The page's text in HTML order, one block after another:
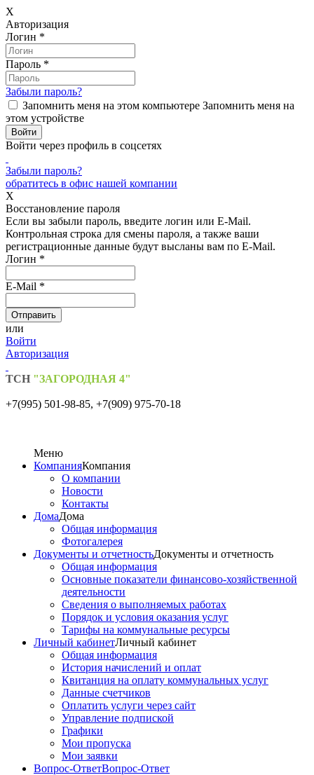
X
Авторизация
Логин *
Пароль *
Забыли пароль?
Запомнить меня на этом компьютере Запомнить меня на
этом устройстве
Войти через профиль в соцсетях
Забыли пароль?
обратитесь в офис нашей компании
X
Восстановление пароля
Если вы забыли пароль, введите логин или E-Mail.
Контрольная строка для смены пароля, а также ваши
регистрационные данные будут высланы вам по E-Mail.
Логин *
E-Mail *
или
Войти
Авторизация
ТСН "ЗАГОРОДНАЯ 4"
+7(995) 501-98-85, +7(909) 975-70-18
Меню
КомпанияКомпания
О компании
Новости
Контакты
ДомаДома
Общая информация
Фотогалерея
Документы и отчетностьДокументы и отчетность
Общая информация
Основные показатели финансово-хозяйственной
деятельности
Сведения о выполняемых работах
Порядок и условия оказания услуг
Тарифы на коммунальные ресурсы
Личный кабинетЛичный кабинет
Общая информация
История начислений и оплат
Квитанция на оплату коммунальных услуг
Данные счетчиков
Оплатить услуги через сайт
Управление подпиской
Графики
Мои пропуска
Мои заявки
Вопрос-ОтветВопрос-Ответ